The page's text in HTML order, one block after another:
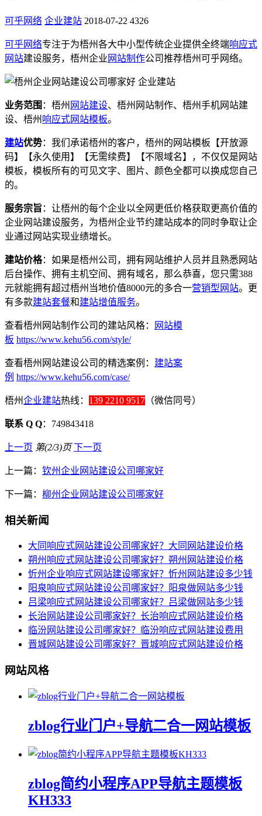
可乎网络 企业建站 2018-07-22 4326
可乎网络专注于为梧州各大中小型传统企业提供全终端响应式
网站建设服务，梧州企业 网站制作公司推荐梧州可乎网络。
业务范围 ：梧州 网站建设、梧州网站制作、梧州手机网站建
设、梧州 响应式网站模板。
建站优势：我们承诺梧州的客户，梧州的网站模板【开放源
码】【永久使用】【无需续费】【不限域名】，不仅仅是网站
模板，模板所有的可见文字、图片、颜色全都可以换成您自己
的。
服务宗旨 ：让梧州的每个企业以全网更低价格获取更高价值的
企业网站建设服务，为梧州企业节约建站成本的同时争取让企
业通过网站实现业绩增长。
建站价格：如果是梧州公司，拥有网站维护人员并且熟悉网站
后台操作、拥有主机空间、拥有域名，那么恭喜，您只需388
元就能拥有超过梧州当地价值8000元的多合一营销型网站。更
有多款建站套餐和建站增值服务。
查看梧州网站制作公司的建站风格：
网站模
板 https://www.kehu56.com/style/
查看梧州网站建设公司的精选案例： 建站案
例 https://www.kehu56.com/case/
梧州企业建站热线： 139 2210 9517 （微信同号）
联系 Q Q：749843418
上一页 第(2/3)页 下一页
上一篇： 钦州企业网站建设公司哪家好
下一篇： 柳州企业网站建设公司哪家好
相关新闻
大同响应式网站建设公司哪家好？大同网站建设价格
朔州响应式网站建设公司哪家好？朔州网站建设价格
忻州企业响应式网站建设哪家好？忻州网站建设多少钱
阳泉响应式网站建设公司哪家好？阳泉做网站多少钱
吕梁响应式网站建设公司哪家好？吕梁做网站多少钱
长治网站建设公司哪家好？长治响应式网站建设价格
临汾网站建设公司哪家好？临汾响应式网站建设费用
晋城网站建设公司哪家好？晋城响应式网站建设价格
网站风格
zblog行业门户+导航二合一网站模板
zblog简约小程序APP导航主题模板
KH333